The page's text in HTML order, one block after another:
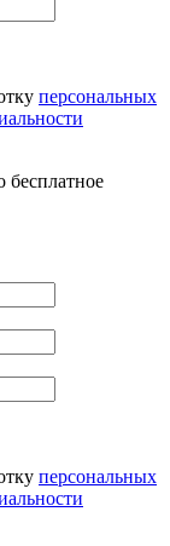
персональных
бесплатное
персональных